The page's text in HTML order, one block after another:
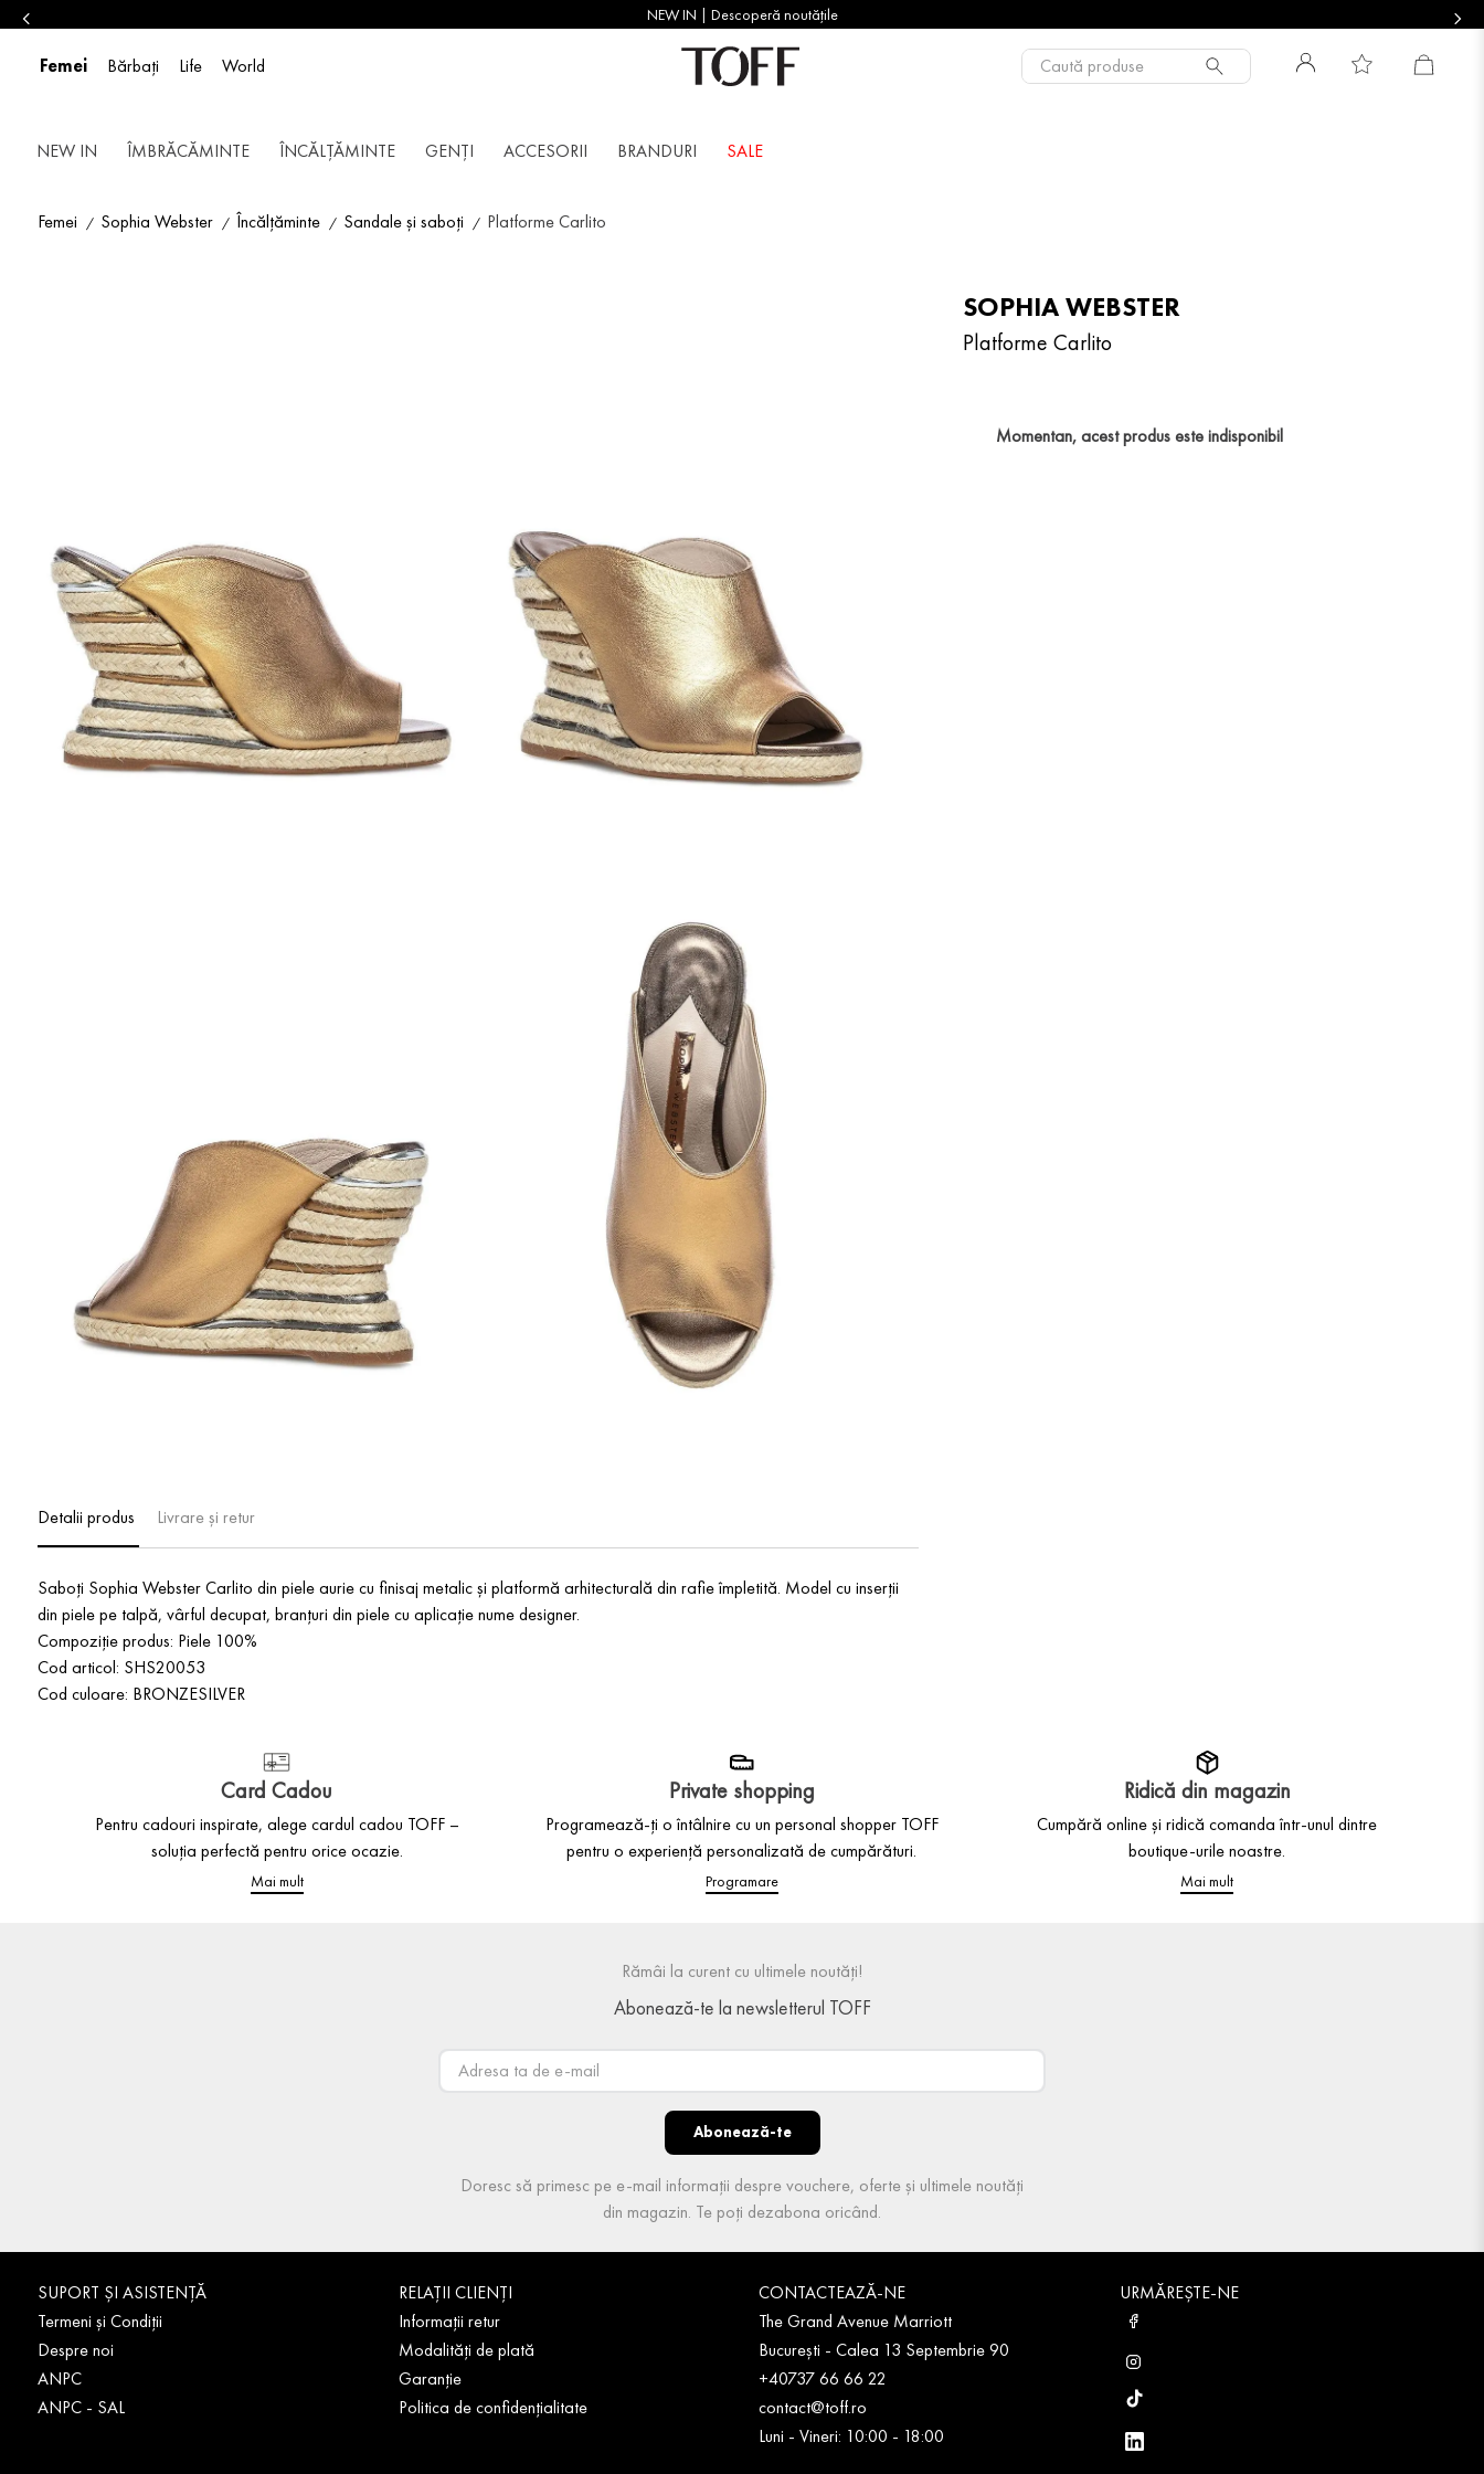
NEW IN | Descoperă noutățile
Femei Bărbați Life World Caută produse
NEW IN ÎMBRĂCĂMINTE ÎNCĂLȚĂMINTE GENȚI ACCESORII BRANDURI SALE
Femei Sophia Webster Încălțăminte Sandale și saboți Platforme Carlito
SOPHIA WEBSTER
Platforme Carlito
Momentan, acest produs este indisponibil
Detalii produs Livrare și retur
Saboți Sophia Webster Carlito din piele aurie cu finisaj metalic și platformă arhitecturală din rafie împletită. Model cu inserții
din piele pe talpă, vârful decupat, branțuri din piele cu aplicație nume designer.
Compoziție produs: Piele 100%
Cod articol: SHS20053
Cod culoare: BRONZESILVER
Card Cadou
Pentru cadouri inspirate, alege cardul cadou TOFF –
soluția perfectă pentru orice ocazie.
Mai mult
Private shopping
Programează-ți o întâlnire cu un personal shopper TOFF
pentru o experiență personalizată de cumpărături.
Programare
Ridică din magazin
Cumpără online și ridică comanda într-unul dintre
boutique-urile noastre.
Mai mult
Rămâi la curent cu ultimele noutăți!
Abonează-te la newsletterul TOFF
Abonează-te
Doresc să primesc pe e-mail informații despre vouchere, oferte și ultimele noutăți
din magazin. Te poți dezabona oricând.
SUPORT ȘI ASISTENȚĂ
Termeni și Condiții
Despre noi
ANPC
ANPC - SAL
RELAȚII CLIENȚI
Informații retur
Modalități de plată
Garanție
Politica de confidențialitate
CONTACTEAZĂ-NE
The Grand Avenue Marriott
București - Calea 13 Septembrie 90
+40737 66 66 22
contact@toff.ro
Luni - Vineri: 10:00 - 18:00
URMĂREȘTE-NE